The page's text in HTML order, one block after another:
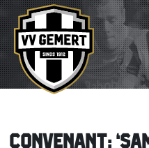
CONVENANT: